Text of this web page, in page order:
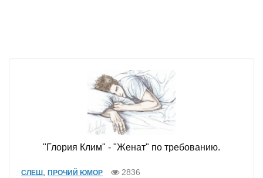
"Глория Клим" - "Женат" по требованию.
СЛЕШ ПРОЧИЙ ЮМОР
2836